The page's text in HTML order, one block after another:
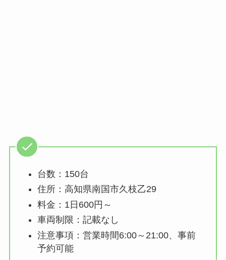
台数：150台
住所：高知県南国市久枝乙29
料金：1日600円～
車両制限：記載なし
注意事項：営業時間6:00～21:00、事前
予約可能